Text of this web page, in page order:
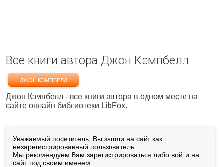
Все книги автора Джон Кэмпбелл
ДЖОН КЭМПБЕЛЛ
Джон Кэмпбелл - все книги автора в одном месте на
сайте онлайн библиотеки LibFox.
Уважаемый посетитель, Вы зашли на сайт как
незарегистрированный пользователь.
Мы рекомендуем Вам зарегистрироваться либо войти на
сайт под своим именем.